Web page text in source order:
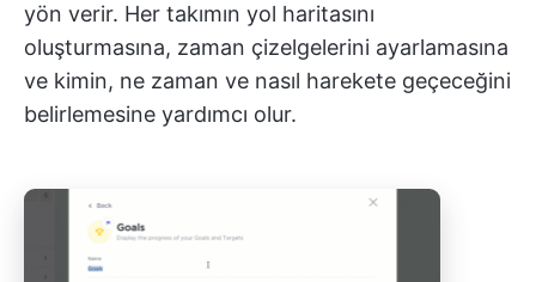
yön verir. Her takımın yol haritasını
oluşturmasına, zaman çizelgelerini ayarlamasına
ve kimin, ne zaman ve nasıl harekete geçeceğini
belirlemesine yardımcı olur.